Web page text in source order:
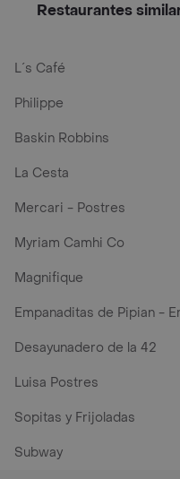
Restaurantes
L´s Café
Philippe
Baskin Robbins
La Cesta
Mercari - Postres
Myriam Camhi Co
Magnifique
Empanaditas de Pipian -
Desayunadero de la 42
Luisa Postres
Sopitas y Frijoladas
Subway